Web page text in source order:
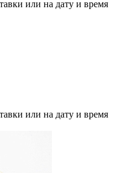
или на дату и время
или на дату и время